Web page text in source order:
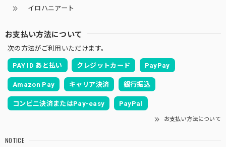
イロハニアート
お支払い方法について
次の方法がご利用いただけます。
PAY ID あと払い クレジットカード PayPay
Amazon Pay キャリア決済 銀行振込
コンビニ決済またはPay-easy PayPal
お支払い方法について
NOTICE